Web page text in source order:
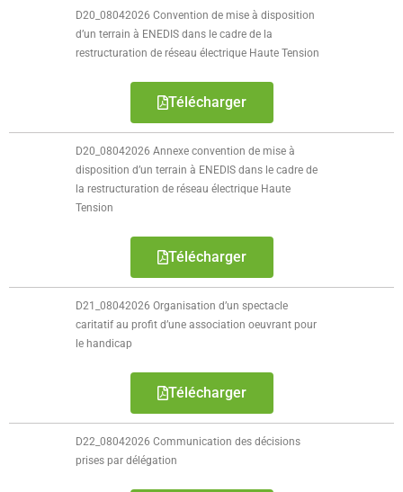
D20_08042026 Convention de mise à disposition
d’un terrain à ENEDIS dans le cadre de la
restructuration de réseau électrique Haute Tension
Télécharger
D20_08042026 Annexe convention de mise à
disposition d’un terrain à ENEDIS dans le cadre de
la restructuration de réseau électrique Haute
Tension
Télécharger
D21_08042026 Organisation d’un spectacle
caritatif au profit d’une association oeuvrant pour
le handicap
Télécharger
D22_08042026 Communication des décisions
prises par délégation